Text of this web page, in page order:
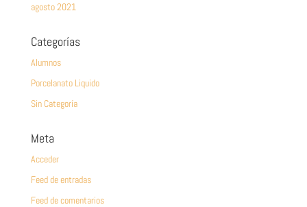
agosto 2021
Categorías
Alumnos
Porcelanato Liquido
Sin Categoría
Meta
Acceder
Feed de entradas
Feed de comentarios